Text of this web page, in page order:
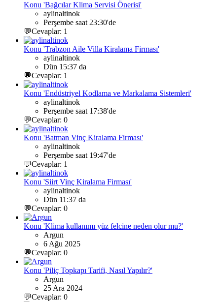
Konu 'Bağcılar Klima Servisi Önerisi'
aylinaltinok
Perşembe saat 23:30'de
💬Cevaplar: 1
Konu 'Trabzon Aile Villa Kiralama Firması'
aylinaltinok
Dün 15:37 da
💬Cevaplar: 1
Konu 'Endüstriyel Kodlama ve Markalama Sistemleri'
aylinaltinok
Perşembe saat 17:38'de
💬Cevaplar: 0
Konu 'Batman Vinç Kiralama Firması'
aylinaltinok
Perşembe saat 19:47'de
💬Cevaplar: 1
Konu 'Siirt Vinç Kiralama Firması'
aylinaltinok
Dün 11:37 da
💬Cevaplar: 0
Konu 'Klima kullanımı yüz felcine neden olur mu?'
Argun
6 Ağu 2025
💬Cevaplar: 0
Konu 'Piliç Topkapı Tarifi, Nasıl Yapılır?'
Argun
25 Ara 2024
💬Cevaplar: 0